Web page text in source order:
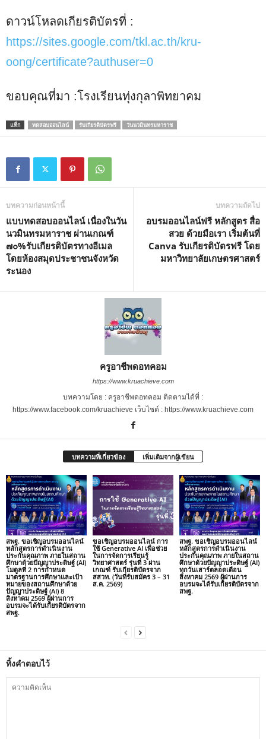
ดาวน์โหลดเกียรติบัตรที่ :
https://sites.google.com/tkl.ac.th/kru-
oong/certificate?authuser=0
ขอบคุณที่มา :โรงเรียนทุ่งกุลาพิทยาคม
แท็ก ทดสอบออนไลน์ รับเกียรติบัตรฟรี วันนวมินทรมหาราช
บทความก่อนหน้านี้
แบบทดสอบออนไลน์ เนื่องในวัน
นวมินทรมหาราช ผ่านเกณฑ์
๗๐%รับเกียรติบัตรทางอีเมล
โดยห้องสมุดประชาชนจังหวัด
ระนอง
บทความถัดไป
อบรมออนไลน์ฟรี หลักสูตร สื่อ
สวย ด้วยมือเรา เริ่มต้นที่
Canva รับเกียรติบัตรฟรี โดย
มหาวิทยาลัยเกษตรศาสตร์
ครูอาชีพดอทคอม
https://www.kruachieve.com
บทความโดย : ครูอาชีพดอทคอม ติดตามได้ที่ :
https://www.facebook.com/kruachieve เว็บไซต์ : https://www.kruachieve.com
บทความที่เกี่ยวข้อง เพิ่มเติมจากผู้เขียน
สพฐ. ขอเชิญอบรมออนไลน์
หลักสูตรการดำเนินงาน
ประกันคุณภาพ ภายในสถาน
ศึกษาด้วยปัญญาประดิษฐ์ (AI)
โมดูลที่ 2 การกำหนด
มาตรฐานการศึกษาและเป้า
หมายของสถานศึกษาด้วย
ปัญญาประดิษฐ์ (AI) 8
สิงหาคม 2569 ผู้ผ่านการ
อบรมจะได้รับเกียรติบัตรจาก
สพฐ.
ขอเชิญอบรมออนไลน์ การ
ใช้ Generative AI เพื่อช่วย
ในการจัดการเรียนรู้
วิทยาศาสตร์ รุ่นที่ 3 ผ่าน
เกณฑ์ รับเกียรติบัตรจาก
สสวท. (วันที่รับสมัคร 3 – 31
ส.ค. 2569)
สพฐ. ขอเชิญอบรมออนไลน์
หลักสูตรการดำเนินงาน
ประกันคุณภาพ ภายในสถาน
ศึกษาด้วยปัญญาประดิษฐ์ (AI)
ทุกวันเสาร์ตลอดเดือน
สิงหาคม 2569 ผู้ผ่านการ
อบรมจะได้รับเกียรติบัตรจาก
สพฐ.
ทิ้งคำตอบไว้